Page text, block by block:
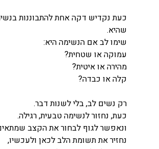
כעת נקדיש דקה אחת להתבוננות
שהיא.
שימו לב אם הנשימה היא:
עמוקה או שטחית?
מהירה או איטית?
קלה או כבדה?
רק נשים לב, בלי לשנות דבר.
כעת, נחזור לנשימה טבעית, רגילה.
ונאפשר לגוף לבחור את הקצב
נחזיר את תשומת הלב לכאן ולעכשיו,